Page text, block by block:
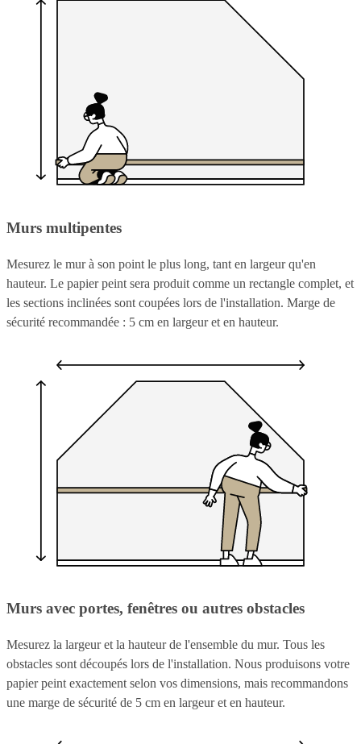
Murs multipentes
Mesurez le mur à son point le plus long, tant en largeur qu'en
hauteur. Le papier peint sera produit comme un rectangle complet, et
les sections inclinées sont coupées lors de l'installation. Marge de
sécurité recommandée : 5 cm en largeur et en hauteur.
Murs avec portes, fenêtres ou autres obstacles
Mesurez la largeur et la hauteur de l'ensemble du mur. Tous les
obstacles sont découpés lors de l'installation. Nous produisons votre
papier peint exactement selon vos dimensions, mais recommandons
une marge de sécurité de 5 cm en largeur et en hauteur.